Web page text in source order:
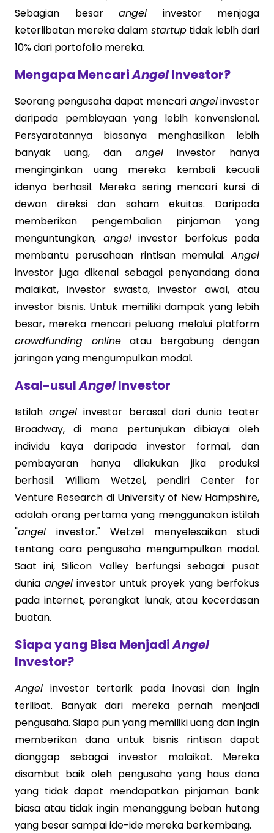
Sebagian besar angel investor menjaga
keterlibatan mereka dalam startuptidak lebih dari
10% dari portofolio mereka.
Mengapa MencariAngelInvestor?
Seorang pengusaha dapat mencari angelinvestor
daripada pembiayaan yang lebih konvensional.
Persyaratannya biasanya menghasilkan lebih
banyak uang, dan angel investor hanya
menginginkan uang mereka kembali kecuali
idenya berhasil. Mereka sering mencari kursi di
dewan direksi dan saham ekuitas. Daripada
memberikan pengembalian pinjaman yang
menguntungkan, angelinvestor berfokus pada
membantu perusahaan rintisan memulai. Angel
investor juga dikenal sebagai penyandang dana
malaikat, investor swasta, investor awal, atau
investor bisnis. Untuk memiliki dampak yang lebih
besar, mereka mencari peluang melalui platform
crowdfunding online atau bergabung dengan
jaringan yang mengumpulkan modal.
Asal-usulAngelInvestor
Istilahangel investor berasal dari dunia teater
Broadway, di mana pertunjukan dibiayai oleh
individu kaya daripada investor formal, dan
pembayaran hanya dilakukan jika produksi
berhasil. William Wetzel, pendiri Center for
Venture Research di University of New Hampshire,
adalah orang pertama yang menggunakan istilah
"angel investor." Wetzel menyelesaikan studi
tentang cara pengusaha mengumpulkan modal.
Saat ini, Silicon Valley berfungsi sebagai pusat
dunia angelinvestor untuk proyek yang berfokus
pada internet, perangkat lunak, atau kecerdasan
buatan.
Siapa yang Bisa MenjadiAngel
Investor?
Angel investor tertarik pada inovasi dan ingin
terlibat. Banyak dari mereka pernah menjadi
pengusaha. Siapa pun yang memiliki uang dan ingin
memberikan dana untuk bisnis rintisan dapat
dianggap sebagai investor malaikat. Mereka
disambut baik oleh pengusaha yang haus dana
yang tidak dapat mendapatkan pinjaman bank
biasa atau tidak ingin menanggung beban hutang
yang besar sampai ide-ide mereka berkembang.